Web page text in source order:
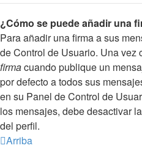
¿Cómo se puede añadir una
Para añadir una firma a sus
de Control de Usuario. Una
firmacuando publique un
por defecto a todos sus
en su Panel de Control de
los mensajes, debe desactivar
del perfil.
Arriba